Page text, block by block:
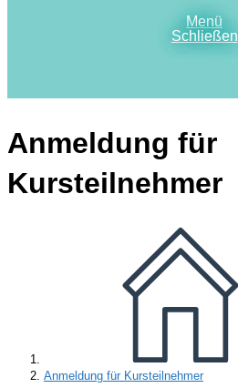
Menü
Schließen
Anmeldung für
Kursteilnehmer
Anmeldung für Kursteilnehmer